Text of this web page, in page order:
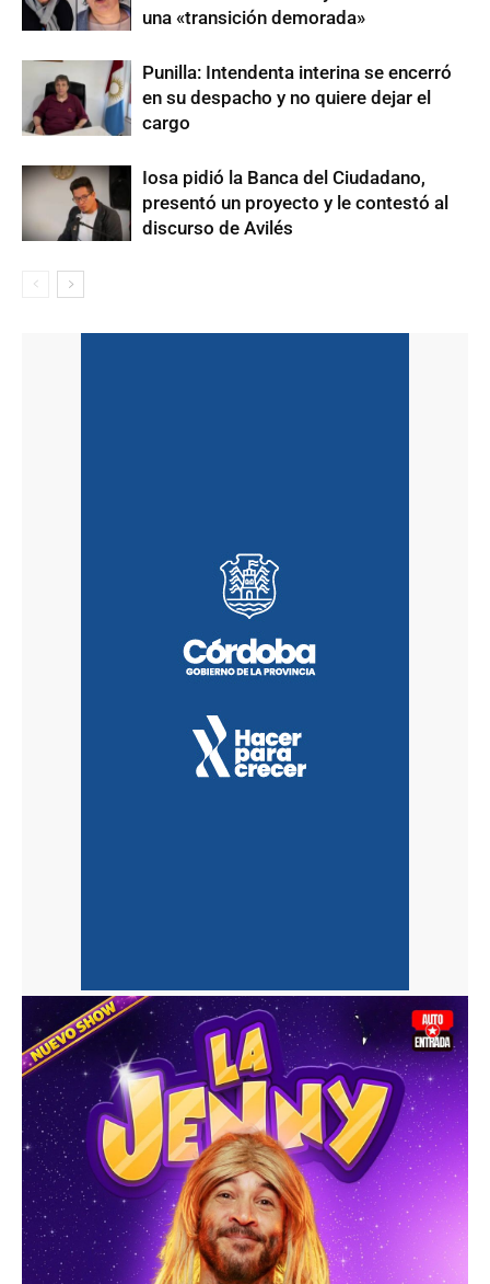
una «transición demorada»
Punilla: Intendenta interina se encerró
en su despacho y no quiere dejar el
cargo
Iosa pidió la Banca del Ciudadano,
presentó un proyecto y le contestó al
discurso de Avilés